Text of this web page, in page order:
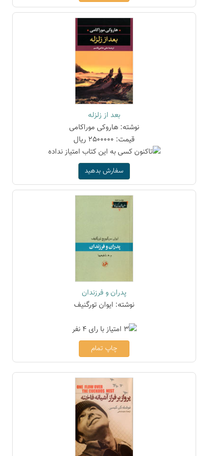
بعد از زلزله
نوشته: هاروکی موراکامی
قیمت: 2500000 ریال
سفارش بدهید
پدران و فرزندان
نوشته: ایوان تورگنیف
چاپ تمام